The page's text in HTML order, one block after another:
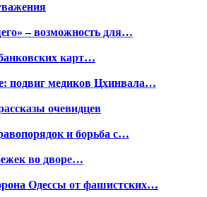
– возможность для…
карт…
подвиг медиков Цхинвала…
очевидцев
и борьба с…
во дворе…
Одессы от фашистских…